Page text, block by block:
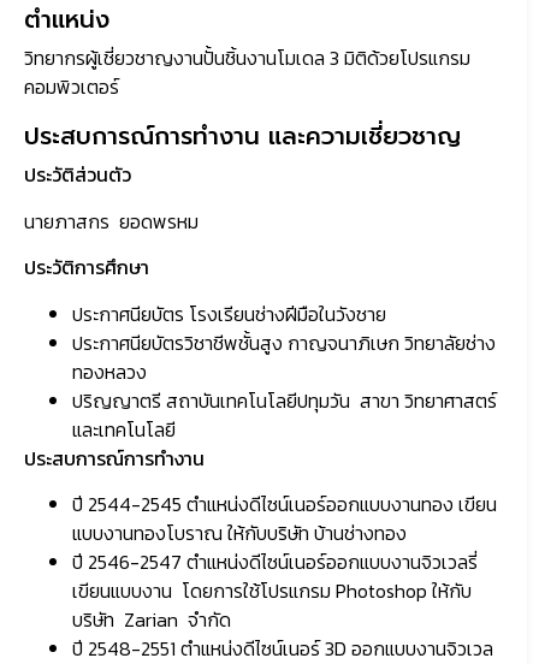
ตำแหน่ง
วิทยากรผู้เชี่ยวชาญงานปั้นชิ้นงานโมเดล 3 มิติด้วยโปรแกรม
คอมพิวเตอร์
ประสบการณ์การทำงาน และความเชี่ยวชาญ
ประวัติส่วนตัว
นายภาสกร ยอดพรหม
ประวัติการศึกษา
ประกาศนียบัตร โรงเรียนช่างฝีมือในวังชาย
ประกาศนียบัตรวิชาชีพชั้นสูง กาญจนาภิเษก วิทยาลัยช่าง
ทองหลวง
ปริญญาตรี สถาบันเทคโนโลยีปทุมวัน สาขา วิทยาศาสตร์
และเทคโนโลยี
ประสบการณ์การทำงาน
ปี 2544-2545 ตำแหน่งดีไซน์เนอร์ออกแบบงานทอง เขียน
แบบงานทองโบราณ ให้กับบริษัท บ้านช่างทอง
ปี 2546-2547 ตำแหน่งดีไซน์เนอร์ออกแบบงานจิวเวลรี่
เขียนแบบงาน โดยการใช้โปรแกรม Photoshop ให้กับ
บริษัท Zarian จำกัด
ปี 2548-2551 ตำแหน่งดีไซน์เนอร์ 3D ออกแบบงานจิวเวล